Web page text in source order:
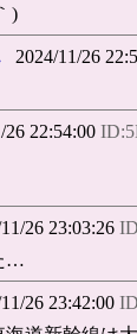
)
2024/11/26
22:54:00
26 23:03:26
…
26 23:42:00